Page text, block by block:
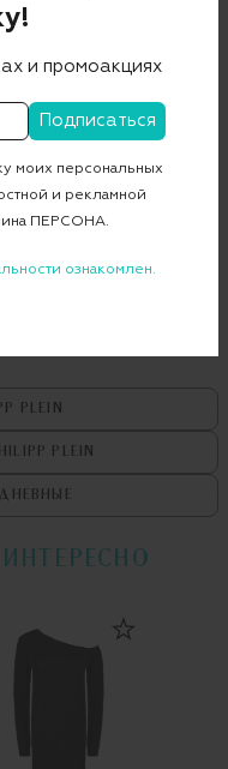
PJO002N
PLEIN
PLEIN
и промоакциях
моих персональных
и рекламной
ПЕРСОНА.
ознакомлен.